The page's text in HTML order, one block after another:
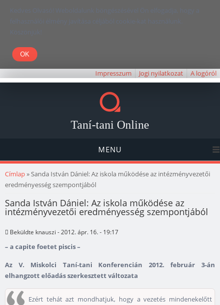
Kedves Olvasó! Weboldalunk böngészésével Ön elfogadja, hogy a
felhasználói élmény javítása céljából cookie-kat használunk.
Köszönjük!
Impresszum Jogi nyilatkozat A logóról
Taní-tani Online
MENU
Jelenlegi hely
Címlap» Sanda István Dániel: Az iskola működése az intézményvezetői
eredményesség szempontjából
Sanda István Dániel: Az iskola működése az
intézményvezetői eredményesség szempontjából
Beküldte knauszi - 2012. ápr. 16. - 19:17
– a capite foetet piscis –
Az V. Miskolci Taní-tani Konferencián 2012. február 3-án
elhangzott előadás szerkesztett változata
Ezért tehát azt mondhatjuk, hogy a vezetés mindenekelőtt